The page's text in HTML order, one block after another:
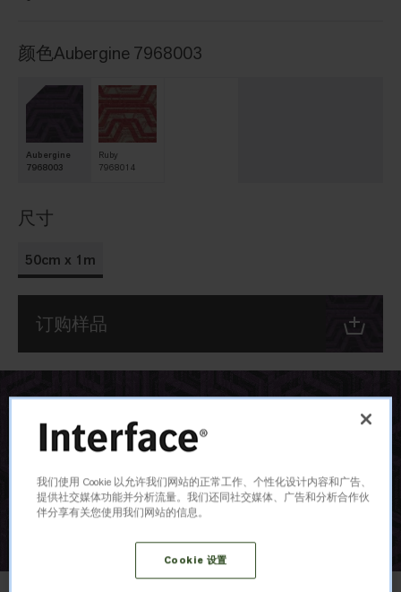
颜色Aubergine 7968003
Aubergine
7968003
Ruby
7968014
尺寸
50cm x 1m
订购样品
我们使用 Cookie 以允许我们网站的正常工作、个性化设计内容和广告、
提供社交媒体功能并分析流量。我们还同社交媒体、广告和分析合作伙
伴分享有关您使用我们网站的信息。
Cookie 设置